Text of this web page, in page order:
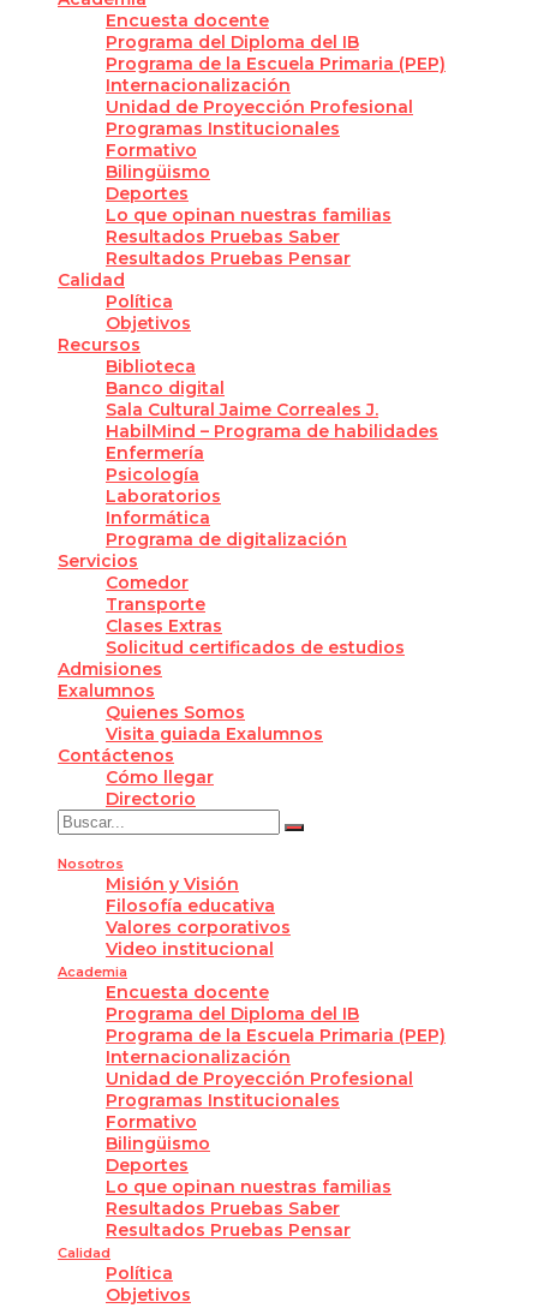
Encuesta docente
Programa del Diploma del IB
Programa de la Escuela Primaria (PEP)
Internacionalización
Unidad de Proyección Profesional
Programas Institucionales
Formativo
Bilingüismo
Deportes
Lo que opinan nuestras familias
Resultados Pruebas Saber
Resultados Pruebas Pensar
Calidad
Política
Objetivos
Recursos
Biblioteca
Banco digital
Sala Cultural Jaime Correales J.
HabilMind – Programa de habilidades
Enfermería
Psicología
Laboratorios
Informática
Programa de digitalización
Servicios
Comedor
Transporte
Clases Extras
Solicitud certificados de estudios
Admisiones
Exalumnos
Quienes Somos
Visita guiada Exalumnos
Contáctenos
Cómo llegar
Directorio
Nosotros
Misión y Visión
Filosofía educativa
Valores corporativos
Video institucional
Academia
Encuesta docente
Programa del Diploma del IB
Programa de la Escuela Primaria (PEP)
Internacionalización
Unidad de Proyección Profesional
Programas Institucionales
Formativo
Bilingüismo
Deportes
Lo que opinan nuestras familias
Resultados Pruebas Saber
Resultados Pruebas Pensar
Calidad
Política
Objetivos